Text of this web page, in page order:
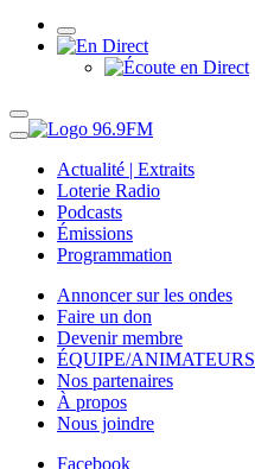
Actualité | Extraits
Loterie Radio
Podcasts
Émissions
Programmation
Annoncer sur les ondes
Faire un don
Devenir membre
ÉQUIPE/ANIMATEURS
Nos partenaires
À propos
Nous joindre
Facebook